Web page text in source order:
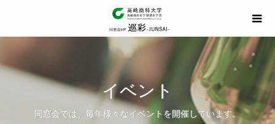
イベント
同窓会では、毎年様々なイベントを開催しています。